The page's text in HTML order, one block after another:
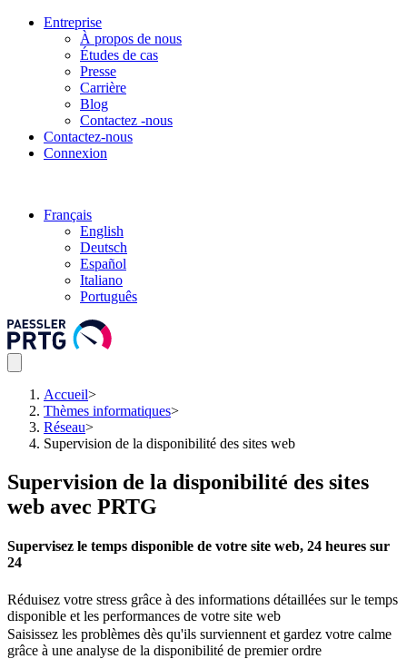
Entreprise
À propos de nous
Études de cas
Presse
Carrière
Blog
Contactez -nous
Contactez-nous
Connexion
Français
English
Deutsch
Español
Italiano
Português
Accueil>
Thèmes informatiques>
Réseau>
Supervision de la disponibilité des sites web
Supervision de la disponibilité des sites
web avec PRTG
Supervisez le temps disponible de votre site web, 24 heures sur
24
Réduisez votre stress grâce à des informations détaillées sur le temps
disponible et les performances de votre site web
Saisissez les problèmes dès qu'ils surviennent et gardez votre calme
grâce à une analyse de la disponibilité de premier ordre